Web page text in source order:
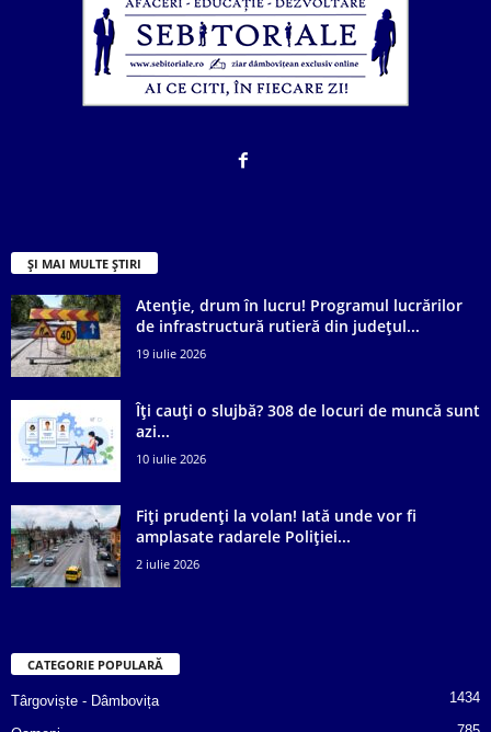
ȘI MAI MULTE ȘTIRI
Atenție, drum în lucru! Programul lucrărilor
de infrastructură rutieră din județul...
19 iulie 2026
Îți cauți o slujbă? 308 de locuri de muncă sunt
azi...
10 iulie 2026
Fiți prudenți la volan! Iată unde vor fi
amplasate radarele Poliției...
2 iulie 2026
CATEGORIE POPULARĂ
Târgoviște - Dâmbovița 1434